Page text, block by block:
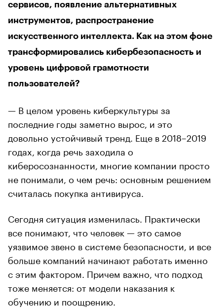
сервисов, появление альтернативных
инструментов, распространение
искусственного интеллекта. Как на этом фоне
трансформировались кибербезопасность и
уровень цифровой грамотности
пользователей?
— В целом уровень киберкультуры за
последние годы заметно вырос, и это
довольно устойчивый тренд. Еще в 2018–2019
годах, когда речь заходила о
киберосознанности, многие компании просто
не понимали, о чем речь: основным решением
считалась покупка антивируса.
Сегодня ситуация изменилась. Практически
все понимают, что человек — это самое
уязвимое звено в системе безопасности, и все
больше компаний начинают работать именно
с этим фактором. Причем важно, что подход
тоже меняется: от модели наказания к
обучению и поощрению.